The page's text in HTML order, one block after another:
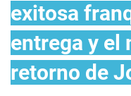
exitosa
entrega y el
retorno de